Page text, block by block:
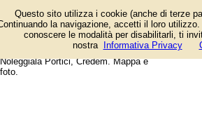
in
Pasta, Dagli Osti...Nati, Bar
Centrale, Duplicazioni Chiavi,
Noleggiala Portici, Credem. Mappa e
foto.
Questo sito utilizza i cookie (anche di terze
la navigazione, accetti il loro
conoscere le modalità per disabilitarli, ti
nostra
Informativa Privacy